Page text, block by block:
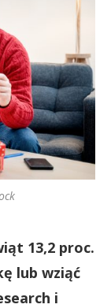
13,2 proc.
lub wziąć
i